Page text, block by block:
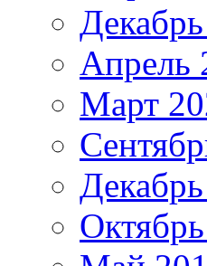
Апрель
Март